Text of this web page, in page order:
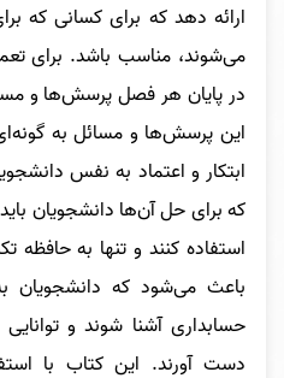
ارائه دهد که برای کسانی که
می‌شوند، مناسب باشد. برای
در پایان هر فصل پرسش‌ها و
این پرسش‌ها و مسائل به
ابتکار و اعتماد به نفس
که برای حل آن‌ها دانشجویان
استفاده کنند و تنها به حافظه
باعث می‌شود که دانشجویان
حسابداری آشنا شوند و
دست آورند. این کتاب با